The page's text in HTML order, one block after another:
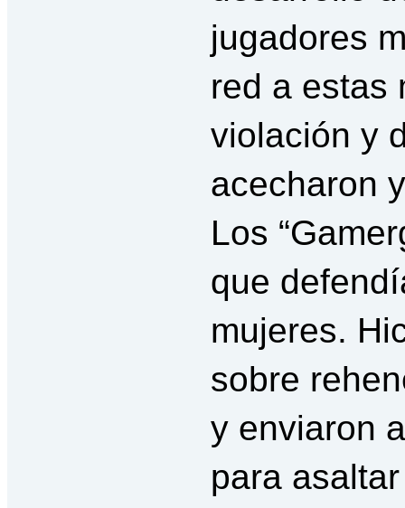
jugadores
red a estas
violación y
acecharon
Los
que
mujeres.
sobre
y enviaron
para